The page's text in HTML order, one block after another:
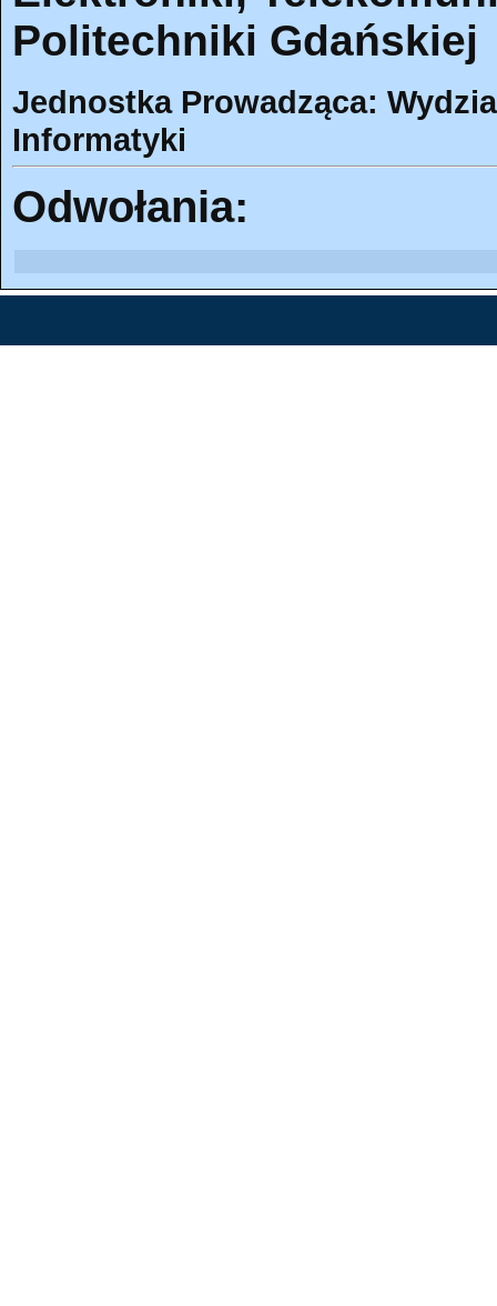
Politechniki Gdańskiej
Jednostka Prowadząca:
Informatyki
Odwołania: